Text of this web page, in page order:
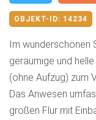
OBJEKT-ID: 14234
Im wunderschönen
geräumige und
(ohne Aufzug) zum
Das Anwesen
großen Flur mit